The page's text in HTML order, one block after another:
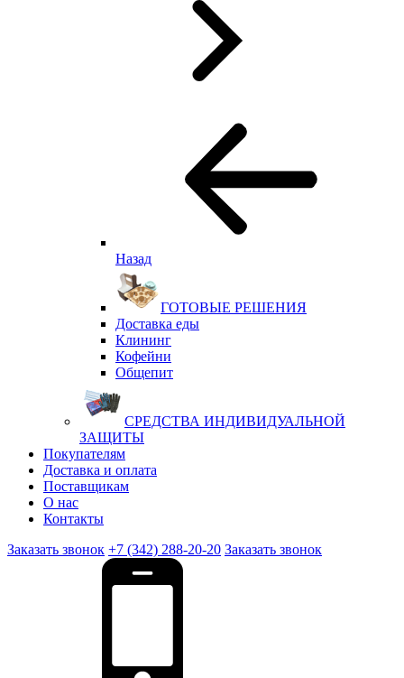
Назад
ГОТОВЫЕ РЕШЕНИЯ
Доставка еды
Клининг
Кофейни
Общепит
СРЕДСТВА ИНДИВИДУАЛЬНОЙ
ЗАЩИТЫ
Покупателям
Доставка и оплата
Поставщикам
О нас
Контакты
Заказать звонок +7 (342) 288-20-20 Заказать звонок